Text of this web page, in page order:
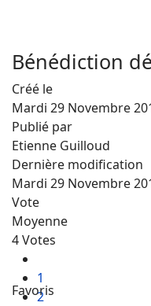
Bénédiction
Créé le
Mardi 29 Novembre
Publié par
Etienne Guilloud
Dernière modification
Mardi 29 Novembre
Vote
Moyenne
4 Votes
1
2
Favoris